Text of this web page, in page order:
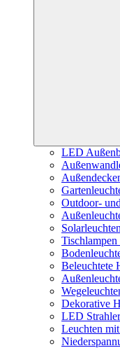
LED
Outdoor-
Solarleuchten
Beleuchtete
Dekorative
LED Strahler
Leuchten